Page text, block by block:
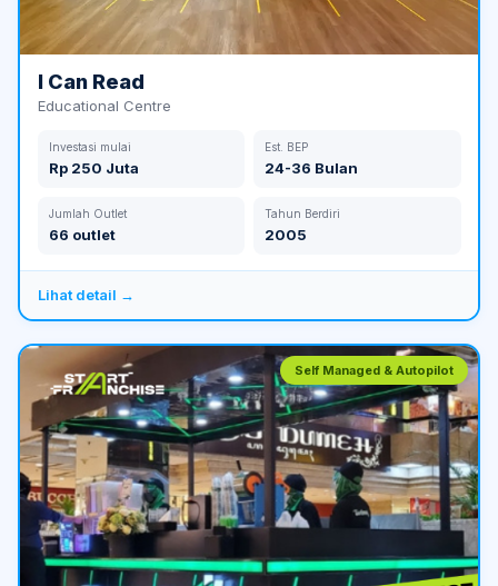
I Can Read
Educational Centre
Investasi mulai
Rp 250 Juta
Est. BEP
24-36 Bulan
Jumlah Outlet
66 outlet
Tahun Berdiri
2005
Lihat detail →
Self Managed & Autopilot